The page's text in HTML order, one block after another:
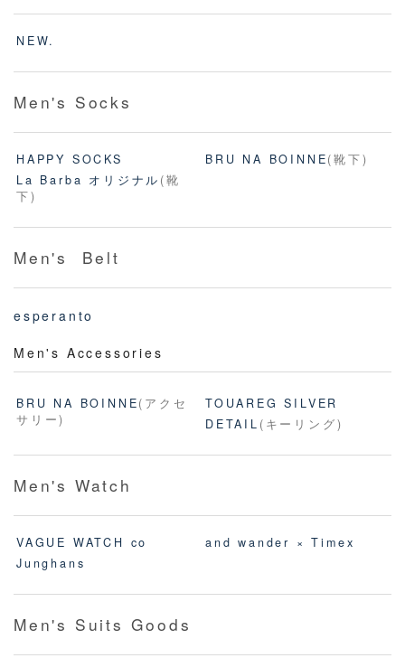
NEW.
Men's Socks
HAPPY SOCKS BRU NA BOINNE(靴下)
La Barba オリジナル (靴
下)
Men's Belt
esperanto
Men's Accessories
BRU NA BOINNE(アクセ
サリー)
TOUAREG SILVER
DETAIL (キーリング)
Men's Watch
VAGUE WATCH co
and wander × Timex
Junghans
Men's Suits Goods